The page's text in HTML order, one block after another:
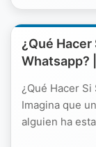
¿Qué
Whatsapp?
¿Qué Hacer
Imagina que
alguien ha